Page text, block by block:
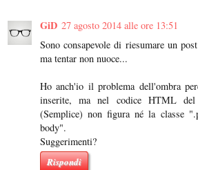
GiD 27 agosto 2014 alle ore 13:51
Sono consapevole di riesumare un
ma tentar non nuoce...
Ho anch'io il problema dell'ombra
inserite, ma nel codice HTML
(Semplice) non figura né la classe
body".
Suggerimenti?
Rispondi